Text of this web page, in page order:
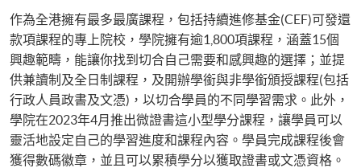
作為全港擁有最多最廣課程，包括持續進修基金(CEF)可發還
款項課程的專上院校，學院擁有逾1,800項課程，涵蓋15個
興趣範疇，能讓你找到切合自己需要和感興趣的選擇；並提
供兼讀制及全日制課程，及開辦學銜與非學銜頒授課程(包括
行政人員政書及文憑)，以切合學員的不同學習需求。此外，
學院在2023年4月推出微證書這小型學分課程，讓學員可以
靈活地設定自己的學習進度和課程內容。學員完成課程後會
獲得數碼徽章，並且可以累積學分以獲取證書或文憑資格。